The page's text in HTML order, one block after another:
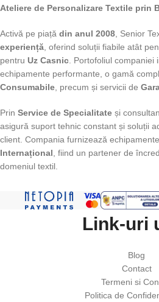
Ateliere de Personalizare Textile prin
Activă pe piață din anul 2008 , Senior
experiență , oferind soluții fiabile atât
pentru Uz Casnic . Portofoliul
echipamente performante, o gamă
Consumabile , precum și servicii de
Prin Service de Specialitate și
asigură suport tehnic constant și soluții
client. Compania furnizează echipamente
Internațional , fiind un partener de
domeniul textil.
Link-uri
Blog
Contact
Termeni si
Politica de